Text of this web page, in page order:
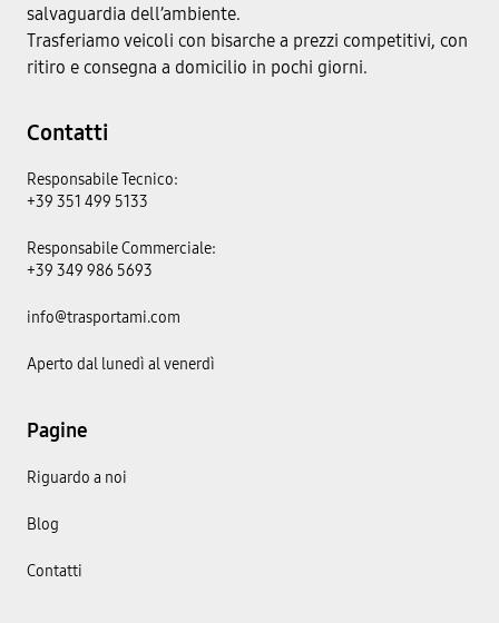
salvaguardia dell’ambiente.
Trasferiamo veicoli con bisarche a prezzi competitivi, con
ritiro e consegna a domicilio in pochi giorni.
Contatti
Responsabile Tecnico:
+39 351 499 5133
Responsabile Commerciale:
+39 349 986 5693
info@trasportami.com
Aperto dal lunedì al venerdì
Pagine
Riguardo a noi
Blog
Contatti